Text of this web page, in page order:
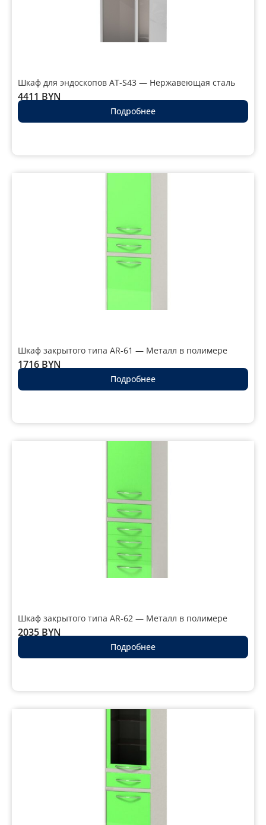
Шкаф для эндоскопов AT-S43 — Нержавеющая сталь
4411 BYN
Подробнее
Шкаф закрытого типа AR-61 — Металл в полимере
1716 BYN
Подробнее
Шкаф закрытого типа AR-62 — Металл в полимере
2035 BYN
Подробнее